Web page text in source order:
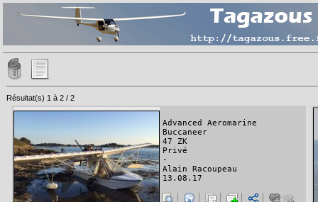
Résultat(s) 1 à 2 / 2
Advanced Aeromarine
Buccaneer
47 ZK
Privé
-
Alain Racoupeau
13.08.17